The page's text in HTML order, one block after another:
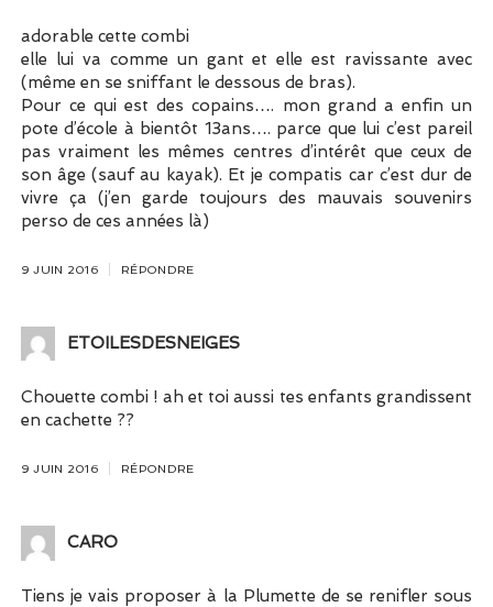
adorable cette combi
elle lui va comme un gant et elle est ravissante avec
(même en se sniffant le dessous de bras).
Pour ce qui est des copains…. mon grand a enfin un
pote d’école à bientôt 13ans…. parce que lui c’est pareil
pas vraiment les mêmes centres d’intérêt que ceux de
son âge (sauf au kayak). Et je compatis car c’est dur de
vivre ça (j’en garde toujours des mauvais souvenirs
perso de ces années là)
9 JUIN 2016 RÉPONDRE
ETOILESDESNEIGES
Chouette combi ! ah et toi aussi tes enfants grandissent
en cachette ??
9 JUIN 2016 RÉPONDRE
CARO
Tiens je vais proposer à la Plumette de se renifler sous